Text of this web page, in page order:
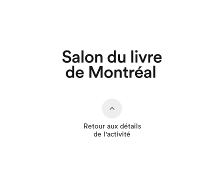
Que cherchez-vous?
Retour aux détails
de l'activité